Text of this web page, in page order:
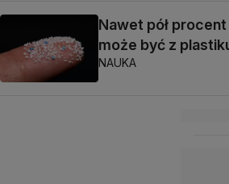
Nawet pół
może być z
NAUKA